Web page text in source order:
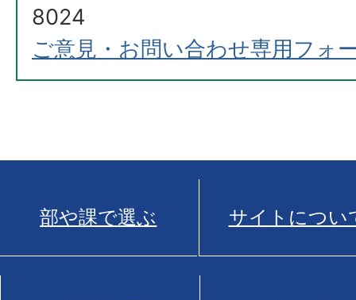
8024
ご意見・お問い合わせ専用フォ
部や課で選ぶ サイトについ